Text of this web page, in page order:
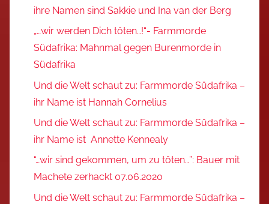
ihre Namen sind Sakkie und Ina van der Berg
„…wir werden Dich töten…!“- Farmmorde
Südafrika: Mahnmal gegen Burenmorde in
Südafrika
Und die Welt schaut zu: Farmmorde Südafrika –
ihr Name ist Hannah Cornelius
Und die Welt schaut zu: Farmmorde Südafrika –
ihr Name ist Annette Kennealy
“…wir sind gekommen, um zu töten…”: Bauer mit
Machete zerhackt 07.06.2020
Und die Welt schaut zu: Farmmorde Südafrika –